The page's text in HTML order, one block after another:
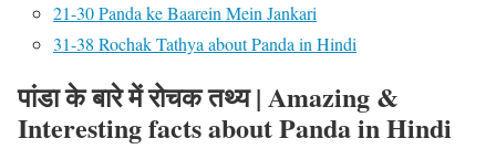
21-30 Panda ke Baarein Mein Jankari
31-38 Rochak Tathya about Panda in Hindi
पांडा के बारे में रोचक तथ्य | Amazing &
Interesting facts about Panda in Hindi